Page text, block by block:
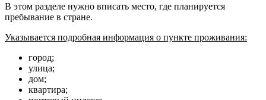
В этом разделе нужно вписать место, где планируется
пребывание в стране.
Указывается подробная информация о пункте проживания:
город;
улица;
дом;
квартира;